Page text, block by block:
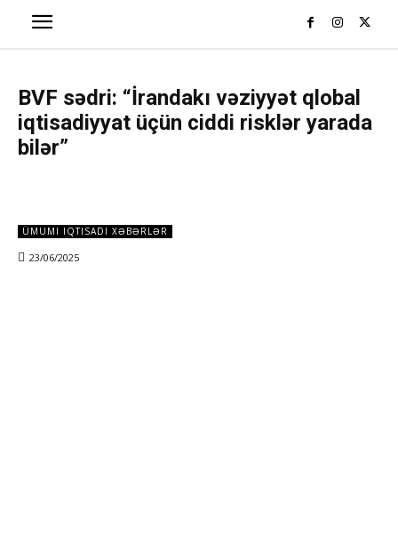
BVF sədri: “İrandakı vəziyyət qlobal
iqtisadiyyat üçün ciddi risklər yarada
bilər”
ÜMUMI IQTISADI XƏBƏRLƏR
23/06/2025